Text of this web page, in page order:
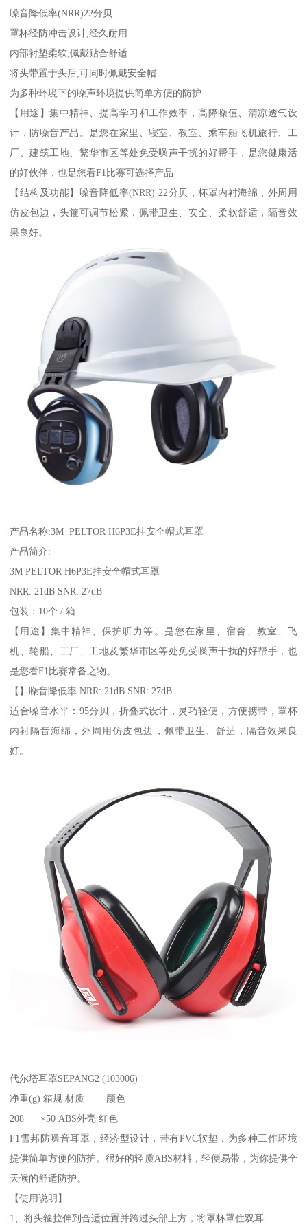
噪音降低率(NRR)22分贝
罩杯经防冲击设计,经久耐用
内部衬垫柔软,佩戴贴合舒适
将头带置于头后,可同时佩戴安全帽
为多种环境下的噪声环境提供简单方便的防护
【用途】集中精神、提高学习和工作效率，高降噪值、清凉透气设
计，防噪音产品。是您在家里、寝室、教室、乘车船飞机旅行、工
厂、建筑工地、繁华市区等处免受噪声干扰的好帮手，是您健康活
的好伙伴，也是您看F1比赛可选择产品
【结构及功能】噪音降低率(NRR) 22分贝，杯罩内衬海绵，外周用
仿皮包边，头箍可调节松紧，佩带卫生、安全、柔软舒适，隔音效
果良好。
产品名称:3M PELTOR H6P3E挂安全帽式耳罩
产品简介:
3M PELTOR H6P3E挂安全帽式耳罩
NRR: 21dB SNR: 27dB
包装：10个 / 箱
【用途】集中精神、保护听力等。是您在家里、宿舍、教室、飞
机、轮船、工厂、工地及繁华市区等处免受噪声干扰的好帮手，也
是您看F1比赛常备之物。
【】噪音降低率 NRR: 21dB SNR: 27dB
适合噪音水平：95分贝，折叠式设计，灵巧轻便，方便携带，罩杯
内衬隔音海绵，外周用仿皮包边，佩带卫生、舒适，隔音效果良
好。
代尔塔耳罩SEPANG2 (103006)
净重(g) 箱规 材质 颜色
208 ×50 ABS外壳 红色
F1雪邦防噪音耳罩，经济型设计，带有PVC软垫，为多种工作环境
提供简单方便的防护。很好的轻质ABS材料，轻便易带，为你提供全
天候的舒适防护。
【使用说明】
1、将头箍拉伸到合适位置并跨过头部上方，将罩杯罩住双耳